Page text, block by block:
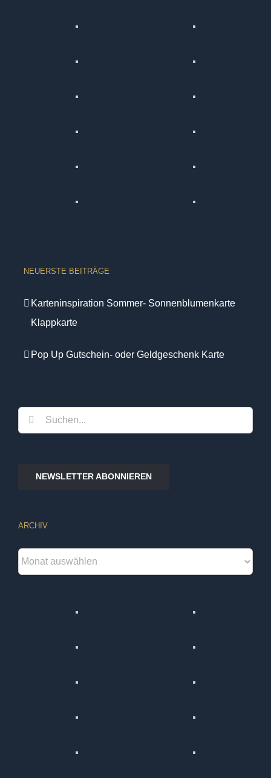
NEUERSTE BEITRÄGE
Karteninspiration Sommer- Sonnenblumenkarte
Klappkarte
Pop Up Gutschein- oder Geldgeschenk Karte
Suche
nach:
NEWSLETTER ABONNIEREN
ARCHIV
Archiv